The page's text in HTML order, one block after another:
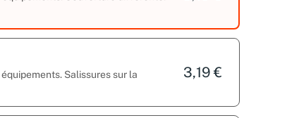
Salissures sur la
3,19 €